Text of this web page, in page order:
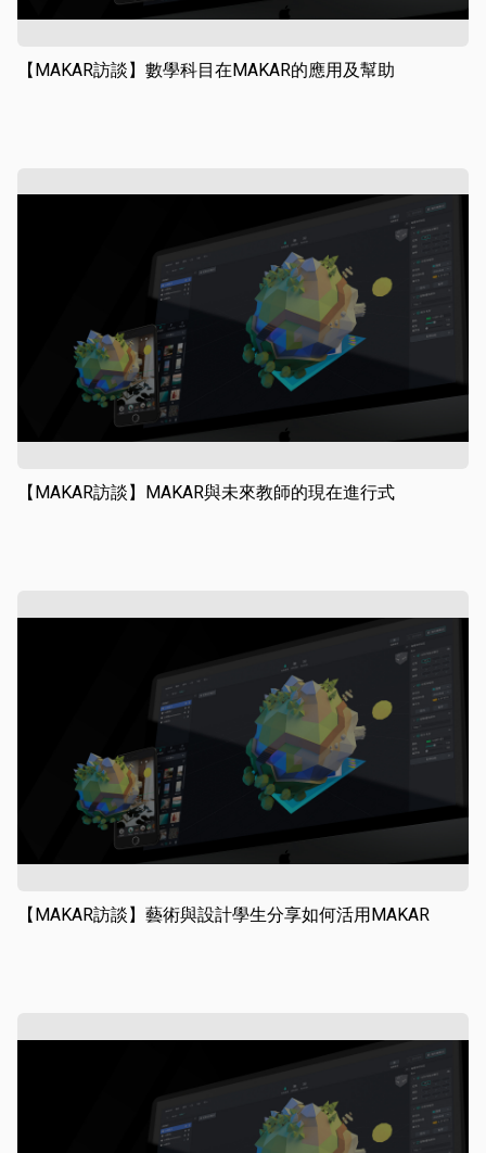
【MAKAR訪談】數學科目在MAKAR的應用及幫助
【MAKAR訪談】MAKAR與未來教師的現在進行式
【MAKAR訪談】藝術與設計學生分享如何活用MAKAR